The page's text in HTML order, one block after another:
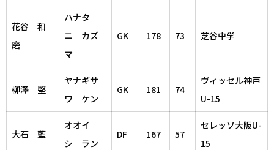
花谷 和
磨
ハナタ
ニ カズ
マ
GK 178 73 芝谷中学
柳澤 堅
ヤナギサ
ワ ケン
GK 181 74
ヴィッセル神戸
U-15
大石 藍
オオイ
シ ラン
DF 167 57
セレッソ大阪U-
15